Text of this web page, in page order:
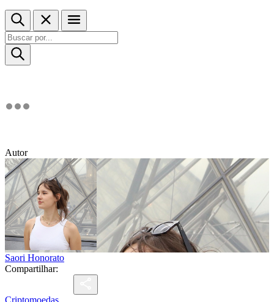
Autor
Saori Honorato
Compartilhar:
Criptomoedas